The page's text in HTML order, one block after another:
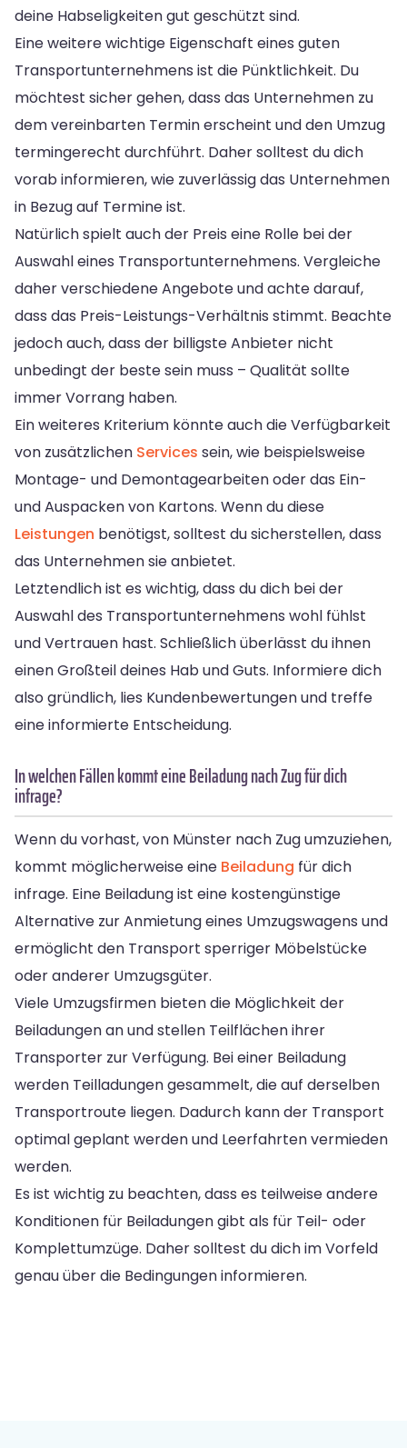
deine Habseligkeiten gut geschützt sind.
Eine weitere wichtige Eigenschaft eines guten
Transportunternehmens ist die Pünktlichkeit. Du
möchtest sicher gehen, dass das Unternehmen zu
dem vereinbarten Termin erscheint und den Umzug
termingerecht durchführt. Daher solltest du dich
vorab informieren, wie zuverlässig das Unternehmen
in Bezug auf Termine ist.
Natürlich spielt auch der Preis eine Rolle bei der
Auswahl eines Transportunternehmens. Vergleiche
daher verschiedene Angebote und achte darauf,
dass das Preis-Leistungs-Verhältnis stimmt. Beachte
jedoch auch, dass der billigste Anbieter nicht
unbedingt der beste sein muss – Qualität sollte
immer Vorrang haben.
Ein weiteres Kriterium könnte auch die Verfügbarkeit
von zusätzlichen Services sein, wie beispielsweise
Montage- und Demontagearbeiten oder das Ein-
und Auspacken von Kartons. Wenn du diese
Leistungen benötigst, solltest du sicherstellen, dass
das Unternehmen sie anbietet.
Letztendlich ist es wichtig, dass du dich bei der
Auswahl des Transportunternehmens wohl fühlst
und Vertrauen hast. Schließlich überlässt du ihnen
einen Großteil deines Hab und Guts. Informiere dich
also gründlich, lies Kundenbewertungen und treffe
eine informierte Entscheidung.
In welchen Fällen kommt eine Beiladung nach Zug für dich
infrage?
Wenn du vorhast, von Münster nach Zug umzuziehen,
kommt möglicherweise eine Beiladung für dich
infrage. Eine Beiladung ist eine kostengünstige
Alternative zur Anmietung eines Umzugswagens und
ermöglicht den Transport sperriger Möbelstücke
oder anderer Umzugsgüter.
Viele Umzugsfirmen bieten die Möglichkeit der
Beiladungen an und stellen Teilflächen ihrer
Transporter zur Verfügung. Bei einer Beiladung
werden Teilladungen gesammelt, die auf derselben
Transportroute liegen. Dadurch kann der Transport
optimal geplant werden und Leerfahrten vermieden
werden.
Es ist wichtig zu beachten, dass es teilweise andere
Konditionen für Beiladungen gibt als für Teil- oder
Komplettumzüge. Daher solltest du dich im Vorfeld
genau über die Bedingungen informieren.